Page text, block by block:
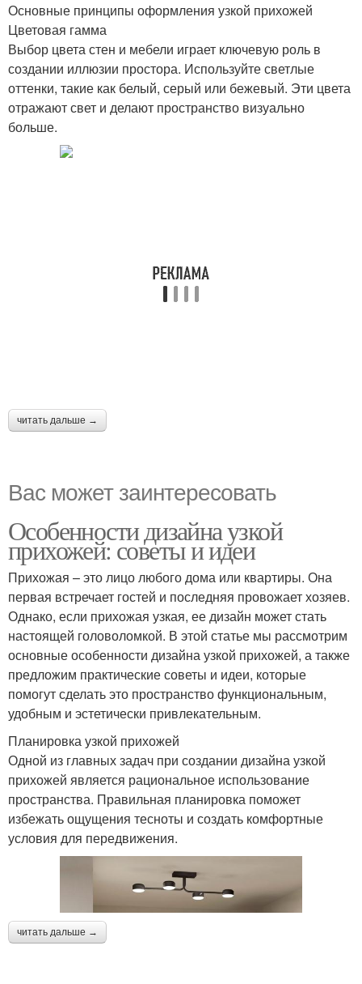
Основные принципы оформления узкой прихожей
Цветовая гамма
Выбор цвета стен и мебели играет ключевую роль в
создании иллюзии простора. Используйте светлые
оттенки, такие как белый, серый или бежевый. Эти цвета
отражают свет и делают пространство визуально
больше.
читать дальше →
Вас может заинтересовать
Особенности дизайна узкой
прихожей: советы и идеи
Прихожая – это лицо любого дома или квартиры. Она
первая встречает гостей и последняя провожает хозяев.
Однако, если прихожая узкая, ее дизайн может стать
настоящей головоломкой. В этой статье мы рассмотрим
основные особенности дизайна узкой прихожей, а также
предложим практические советы и идеи, которые
помогут сделать это пространство функциональным,
удобным и эстетически привлекательным.
Планировка узкой прихожей
Одной из главных задач при создании дизайна узкой
прихожей является рациональное использование
пространства. Правильная планировка поможет
избежать ощущения тесноты и создать комфортные
условия для передвижения.
читать дальше →